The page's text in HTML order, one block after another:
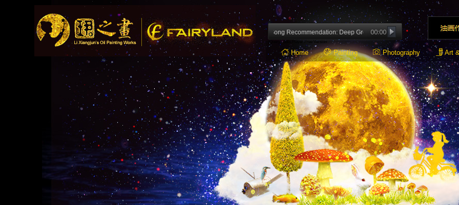
Song Recommendation: Deep Green － Christian Kuria
00:00
jQuery Audio Player Free Version
Home Painting Photography Art